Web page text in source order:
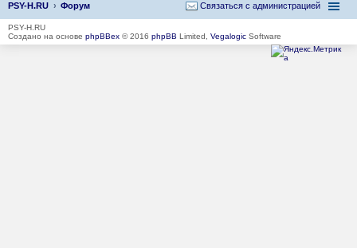
PSY-H.RU Форум Связаться с администрацией
PSY-H.RU
Создано на основе phpBBex © 2016 phpBB Limited, Vegalogic Software